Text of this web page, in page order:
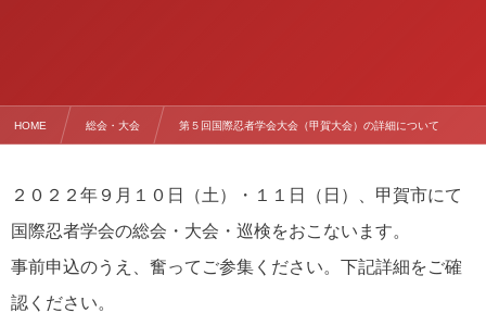
HOME 総会・大会 第５回国際忍者学会大会（甲賀大会）の詳細について
２０２２年９月１０日（土）・１１日（日）、甲賀市にて
国際忍者学会の総会・大会・巡検をおこないます。
事前申込のうえ、奮ってご参集ください。下記詳細をご確
認ください。